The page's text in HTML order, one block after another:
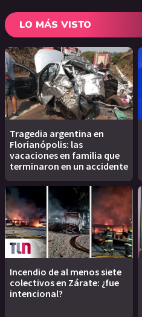
LO MÁS VISTO
Tragedia argentina en
Florianópolis: las
vacaciones en familia que
terminaron en un accidente
Incendio de al menos siete
colectivos en Zárate: ¿fue
intencional?